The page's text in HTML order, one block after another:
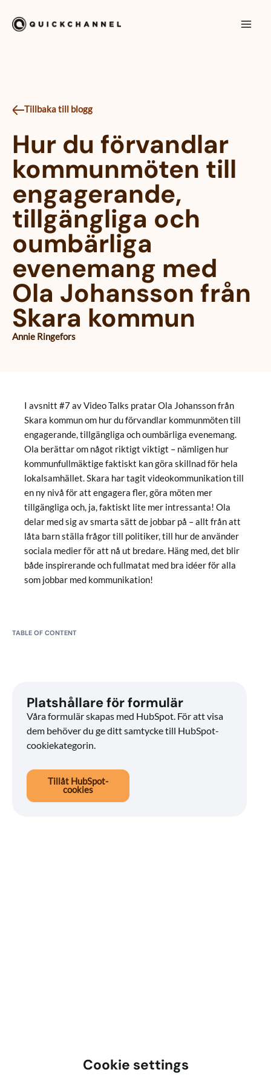
Cookie settings
Tillbaka till blogg
Hur du förvandlar
kommunmöten till
engagerande,
tillgängliga och
oumbärliga
evenemang med
Ola Johansson från
Skara kommun
Annie Ringefors
TABLE OF CONTENT
Platshållare för formulär
Våra formulär skapas med HubSpot. För att visa
dem behöver du ge ditt samtycke till HubSpot-
cookiekategorin.
Tillåt HubSpot-
cookies
I avsnitt #7 av Video Talks pratar Ola Johansson från
Skara kommun om hur du förvandlar kommunmöten till
engagerande, tillgängliga och oumbärliga evenemang.
Ola berättar om något riktigt viktigt – nämligen hur
kommunfullmäktige faktiskt kan göra skillnad för hela
lokalsamhället. Skara har tagit videokommunikation till
en ny nivå för att engagera fler, göra möten mer
tillgängliga och, ja, faktiskt lite mer intressanta! Ola
delar med sig av smarta sätt de jobbar på – allt från att
låta barn ställa frågor till politiker, till hur de använder
sociala medier för att nå ut bredare. Häng med, det blir
både inspirerande och fullmatat med bra idéer för alla
som jobbar med kommunikation!